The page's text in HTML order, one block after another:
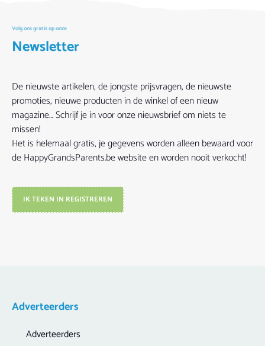
Volg ons gratis op onze
Newsletter
De nieuwste artikelen, de jongste prijsvragen, de nieuwste
promoties, nieuwe producten in de winkel of een nieuw
magazine… Schrijf je in voor onze nieuwsbrief om niets te
missen!
Het is helemaal gratis, je gegevens worden alleen bewaard voor
de HappyGrandsParents.be website en worden nooit verkocht!
IK TEKEN IN REGISTREREN
Adverteerders
Adverteerders